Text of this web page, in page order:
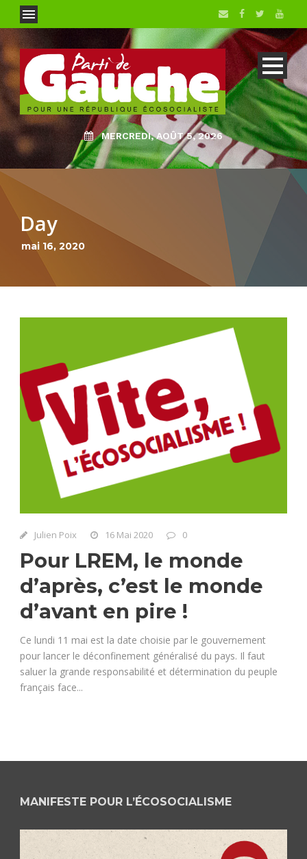
MERCREDI, AOÛT 5, 2026
Day
mai 16, 2020
Julien Poix 16 Mai 2020 0
Pour LREM, le monde
d’après, c’est le monde
d’avant en pire !
Ce lundi 11 mai est la date choisie par le gouvernement
pour lancer le déconfinement généralisé du pays. Il faut
saluer la grande responsabilité et détermination du peuple
français face...
MANIFESTE POUR L’ÉCOSOCIALISME